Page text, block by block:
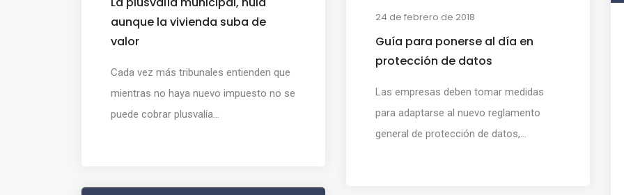
aunque la vivienda suba de
valor
Cada vez más tribunales entienden que
mientras no haya nuevo impuesto no se
puede cobrar plusvalía...
24 de febrero de 2018
Guía para ponerse al día en
protección de datos
Las empresas deben tomar medidas
para adaptarse al nuevo reglamento
general de protección de datos,...